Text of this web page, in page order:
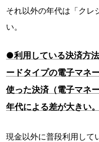
それ以外の年代は「クレ
い。
●利用している決済方
ードタイプの電子マネ
使った決済（電子マネ
年代による差が大きい
現金以外に普段利用して